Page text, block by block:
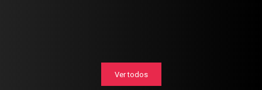
Ver todos